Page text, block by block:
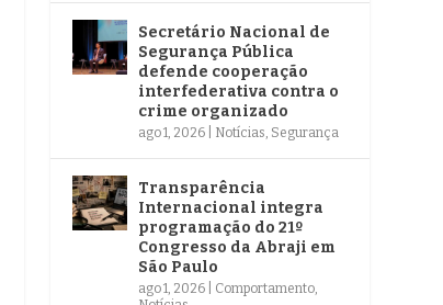
Secretário Nacional de
Segurança Pública
defende cooperação
interfederativa contra o
crime organizado
ago 1, 2026 Notícias, Segurança
Transparência
Internacional integra
programação do 21º
Congresso da Abraji em
São Paulo
ago 1, 2026 Comportamento,